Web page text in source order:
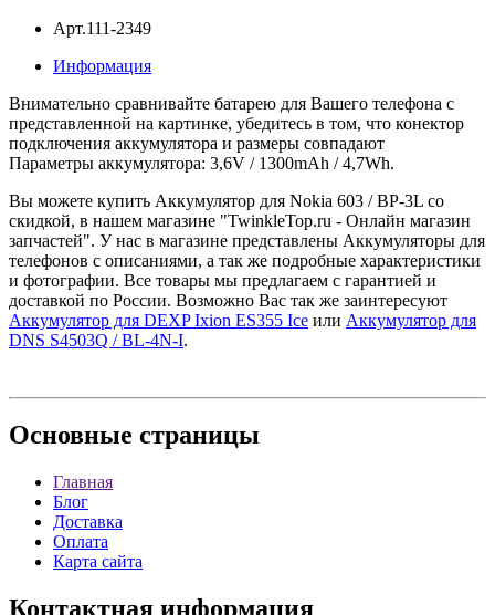
Арт.111-2349
Информация
Внимательно сравнивайте батарею для Вашего телефона с
представленной на картинке, убедитесь в том, что конектор
подключения аккумулятора и размеры совпадают
Параметры аккумулятора: 3,6V / 1300mAh / 4,7Wh.
Вы можете купить Аккумулятор для Nokia 603 / BP-3L со
скидкой, в нашем магазине "TwinkleTop.ru - Онлайн магазин
запчастей". У нас в магазине представлены Аккумуляторы для
телефонов с описаниями, а так же подробные характеристики
и фотографии. Все товары мы предлагаем с гарантией и
доставкой по России. Возможно Вас так же заинтересуют
Аккумулятор для DEXP Ixion ES355 Ice или Аккумулятор для
DNS S4503Q / BL-4N-I.
Основные страницы
Главная
Блог
Доставка
Оплата
Карта сайта
Контактная информация